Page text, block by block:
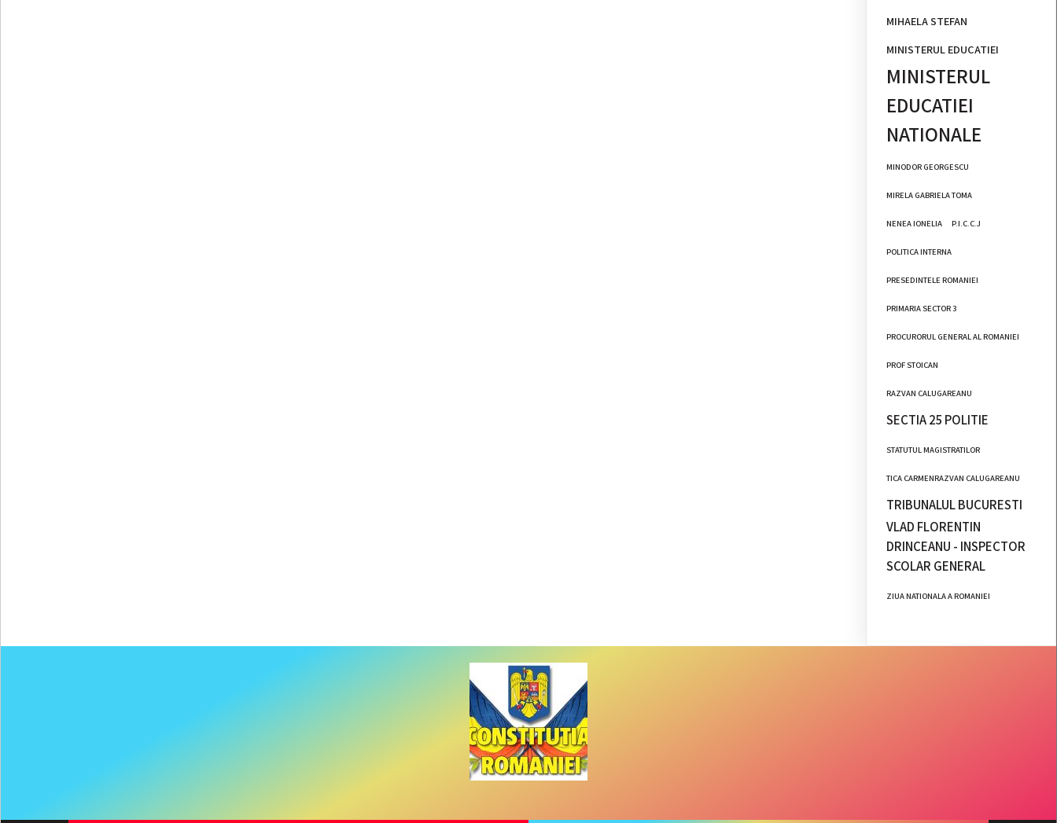
MIHAELA STEFAN
MINISTERUL EDUCATIEI
MINISTERUL
EDUCATIEI
NATIONALE
MINODOR GEORGESCU
MIRELA GABRIELA TOMA
NENEA IONELIA P.I.C.C.J
POLITICA INTERNA
PRESEDINTELE ROMANIEI
PRIMARIA SECTOR 3
PROCURORUL GENERAL AL ROMANIEI
PROF STOICAN
RAZVAN CALUGAREANU
SECTIA 25 POLITIE
STATUTUL MAGISTRATILOR
TICA CARMENRAZVAN CALUGAREANU
TRIBUNALUL BUCURESTI
VLAD FLORENTIN
DRINCEANU - INSPECTOR
SCOLAR GENERAL
ZIUA NATIONALA A ROMANIEI